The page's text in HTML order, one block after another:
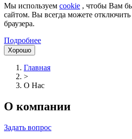
Мы используем cookie , чтобы Вам
сайтом. Вы всегда можете
браузера.
Подробнее
Хорошо
Главная
>
О Нас
О компании
Задать вопрос